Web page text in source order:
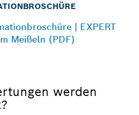
| EXPERT
Meißeln (PDF)
werden